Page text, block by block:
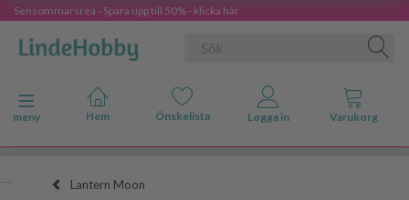
Sensommarsrea - Spara upp till 50% - klicka här
Ändra navigering
meny
Lantern Moon